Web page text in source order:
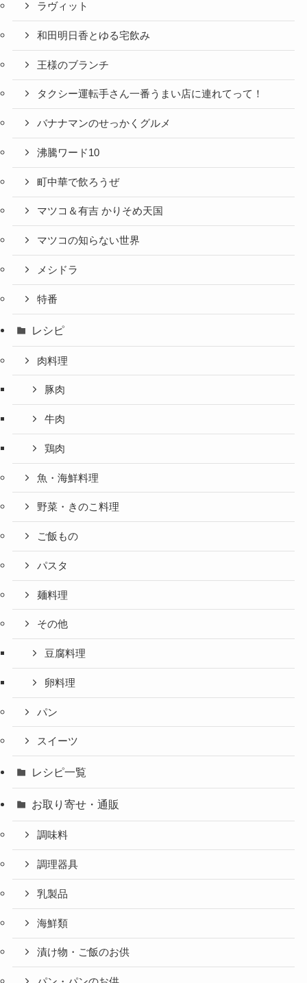
ラヴィット
和田明日香とゆる宅飲み
王様のブランチ
タクシー運転手さん一番うまい店に連れてって！
バナナマンのせっかくグルメ
沸騰ワード10
町中華で飲ろうぜ
マツコ＆有吉 かりそめ天国
マツコの知らない世界
メシドラ
特番
レシピ
肉料理
豚肉
牛肉
鶏肉
魚・海鮮料理
野菜・きのこ料理
ご飯もの
パスタ
麺料理
その他
豆腐料理
卵料理
パン
スイーツ
レシピ一覧
お取り寄せ・通販
調味料
調理器具
乳製品
海鮮類
漬け物・ご飯のお供